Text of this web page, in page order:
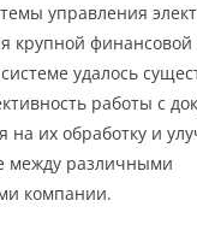
управления
крупной
удалось
работы с
на их обработку и
между различными
компании.